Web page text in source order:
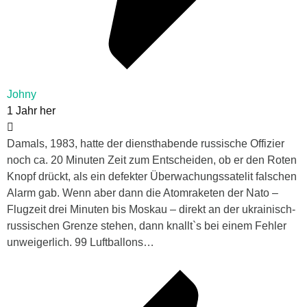
Johny
1 Jahr her
Damals, 1983, hatte der diensthabende russische Offizier
noch ca. 20 Minuten Zeit zum Entscheiden, ob er den Roten
Knopf drückt, als ein defekter Überwachungssatelit falschen
Alarm gab. Wenn aber dann die Atomraketen der Nato –
Flugzeit drei Minuten bis Moskau – direkt an der ukrainisch-
russischen Grenze stehen, dann knallt`s bei einem Fehler
unweigerlich. 99 Luftballons…